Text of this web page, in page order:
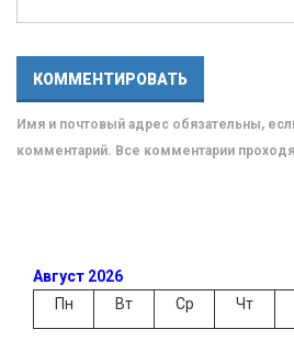
Имя и почтовый адрес обязательны,
комментарий. Все комментарии
Август 2026
Пн
Вт Ср Чт